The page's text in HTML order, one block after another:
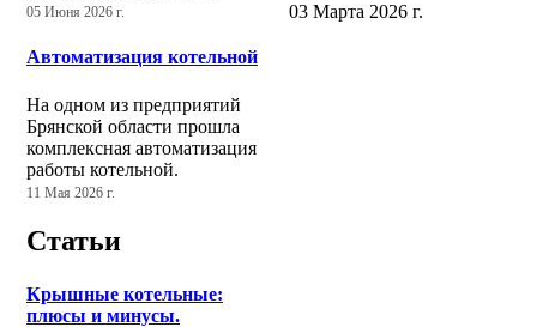
05 Июня 2026 г.
Автоматизация котельной
На одном из предприятий
Брянской области прошла
комплексная автоматизация
работы котельной.
11 Мая 2026 г.
Статьи
Крышные котельные:
плюсы и минусы.
03 Марта 2026 г.